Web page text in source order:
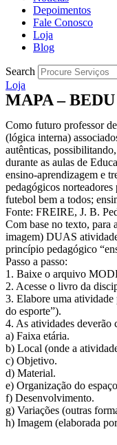
Depoimentos
Fale Conosco
Loja
Blog
Search
Loja
MAPA –
Como futuro professor
(lógica interna)
autênticas,
durante as aulas de
ensino-aprendizagem e
pedagógicos
futebol bem a todos;
Fonte: FREIRE, J. B.
Com base no texto, para
imagem) DUAS
princípio pedagógico
Passo a passo:
1. Baixe o arquivo
2. Acesse o livro da
3. Elabore uma atividade
do esporte”).
4. As atividades deverão
a) Faixa etária.
b) Local (onde a
c) Objetivo.
d) Material.
e) Organização do
f) Desenvolvimento.
g) Variações (outras
h) Imagem (elaborada